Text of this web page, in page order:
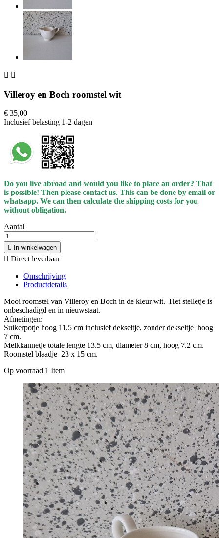
 
Villeroy en Boch roomstel wit
€ 35,00
Inclusief belasting 1-2 dagen
Do you live abroad and would you like to place an order? That
is possible! Then please contact us. This can be done by email or
whatsapp. We can then calculate the shipping costs for you
without obligation.
Aantal
 In winkelwagen
 Direct leverbaar
Omschrijving
Productdetails
Mooi roomstel van Villeroy en Boch in de kleur wit. Het stelletje is
onbeschadigd en in nieuwstaat.
Afmetingen:
Suikerpotje hoog 11.5 cm inclusief dekseltje, zonder dekseltje hoog
7 cm.
Melkkannetje totale lengte 13.5 cm, diameter 8 cm, hoog 7.2 cm.
Roomstel blaadje 23 x 15 cm.
Op voorraad 1 Item